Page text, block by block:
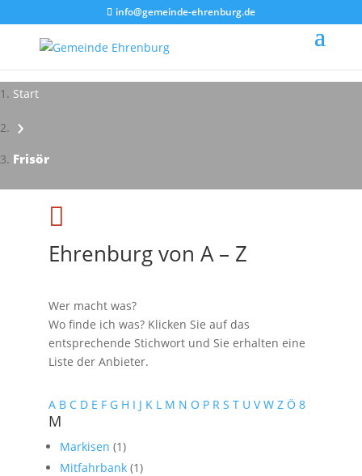
info@gemeinde-ehrenburg.de
Start
›
Frisör
Impressionen - Mareike Kranz

Ehrenburg von A – Z
Wer macht was?
Wo finde ich was? Klicken Sie auf das
entsprechende Stichwort und Sie erhalten eine
Liste der Anbieter.
A B C D E F G H I J K L M N O P R S T U V W Z Ö 8
M
Markisen (1)
Mitfahrbank (1)